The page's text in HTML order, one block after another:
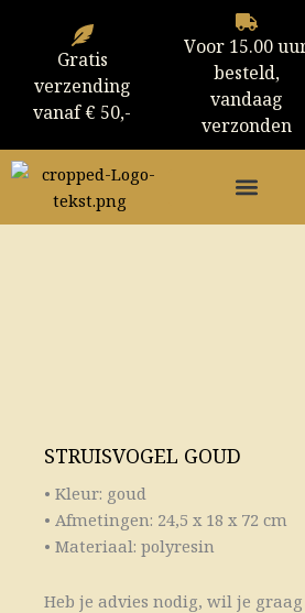
inhoud
Gratis
verzending
vanaf € 50,-
Voor 15.00
besteld,
vandaag
verzonden
STRUISVOGEL GOUD
• Kleur: goud
• Afmetingen: 24,5 x 18 x 72 cm
• Materiaal: polyresin
Heb je advies nodig, wil je